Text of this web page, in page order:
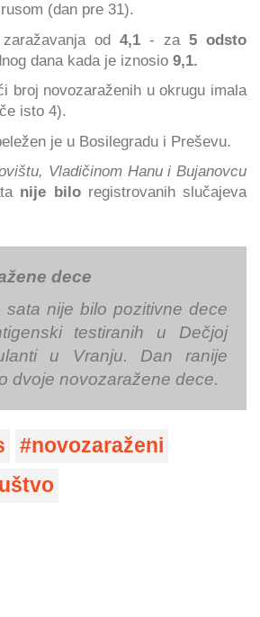
(dan pre 31).
zaražavanja od 4,1 - za 5 odsto
dana kada je iznosio 9,1.
broj novozaraženih u okrugu imala
isto 4).
je u Bosilegradu i Preševu.
Vladičinom Hanu i Bujanovcu
nije biloregistrovanih slučajeva
dece
sata nije bilo pozitivne dece
testiranih u Dečjoj
u Vranju. Dan ranije
dvoje novozaražene dece.
novozaraženi